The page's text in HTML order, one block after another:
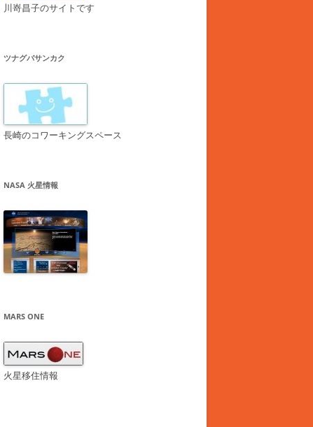
川嵜昌子のサイトです
ツナグバサンカク
長崎のコワーキングスペース
NASA 火星情報
MARS ONE
火星移住情報